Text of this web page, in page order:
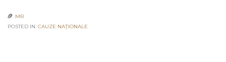
 MR
POSTED IN: CAUZE NAŢIONALE